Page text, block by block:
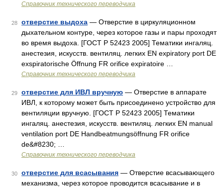
Справочник технического переводчика
28 отверстие выдоха — Отверстие в циркуляционном
дыхательном контуре, через которое газы и пары проходят
во время выдоха. [ГОСТ Р 52423 2005] Тематики ингаляц.
анестезия, искусств. вентиляц. легких EN expiratory port DE
exspiratorische Öffnung FR orifice expiratoire …
Справочник технического переводчика
29 отверстие для ИВЛ вручную — Отверстие в аппарате
ИВЛ, к которому может быть присоединено устройство для
вентиляции вручную. [ГОСТ Р 52423 2005] Тематики
ингаляц. анестезия, искусств. вентиляц. легких EN manual
ventilation port DE Handbeatmungsöffnung FR orifice
de&#8230; …
Справочник технического переводчика
30 отверстие для всасывания — Отверстие всасывающего
механизма, через которое проводится всасывание и в